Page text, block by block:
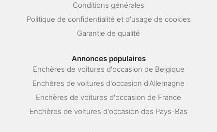
Conditions générales
Politique de confidentialité et d'usage de cookies
Garantie de qualité
Annonces populaires
Enchères de voitures d'occasion de Belgique
Enchères de voitures d'occasion d'Allemagne
Enchères de voitures d'occasion de France
Enchères de voitures d'occasion des Pays-Bas